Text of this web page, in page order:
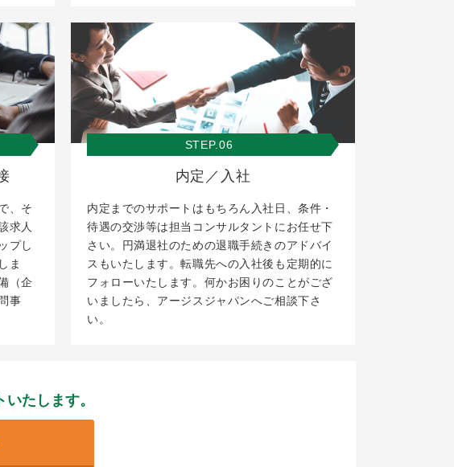
、そ
求人
プし
ま
（企
事
STEP.06
内定／入社
内定までのサポートはもちろん入社日、条件・
待遇の交渉等は担当コンサルタントにお任せ下
さい。円満退社のための退職手続きのアドバイ
スもいたします。転職先への入社後も定期的に
フォローいたします。何かお困りのことがござ
いましたら、アージスジャパンへご相談下さ
い。
たします。